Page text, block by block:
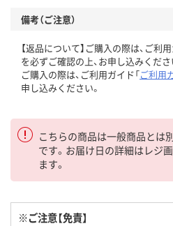
備考（ご注意）
【返品について】ご購入の際は、ご利
を必ずご確認の上、お申し込みくださ
ご購入の際は、ご利用ガイド「ご利用
申し込みください。
こちらの商品は一般商品とは
です。お届け日の詳細はレジ
ます。
※ご注意【免責】